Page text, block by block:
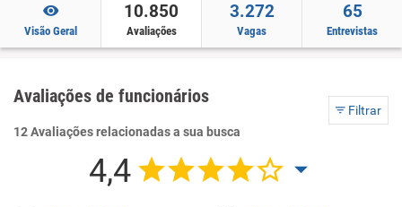
Visão Geral
10.850
Avaliações
3.272
Vagas
65
Entrevistas
Avaliações de funcionários
Filtrar
12 Avaliações relacionadas a sua busca
4,4